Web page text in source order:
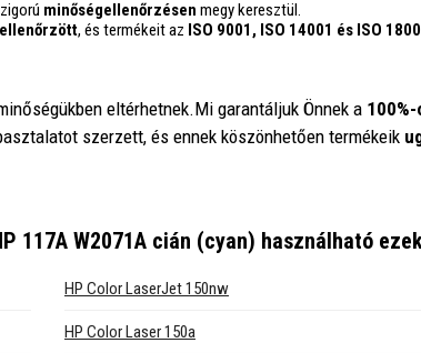
minőségellenőrzésen megy keresztül.
ellenőrzött, és termékeit az ISO 9001, ISO 14001 és ISO
eltérhetnek.Mi garantáljuk Önnek a
szerzett, és ennek köszönhetően termékeik
117A W2071A cián (cyan) használható
HP Color LaserJet 150nw
HP Color Laser 150a